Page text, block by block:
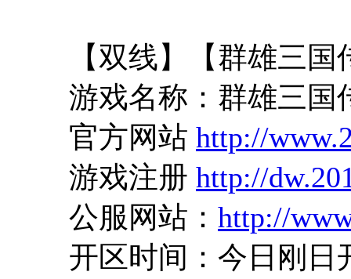
【双线】【群雄三国
游戏名称：群雄三国
官方网站 http://
游戏注册 http://
公服网站： http://
开区时间：今日刚日